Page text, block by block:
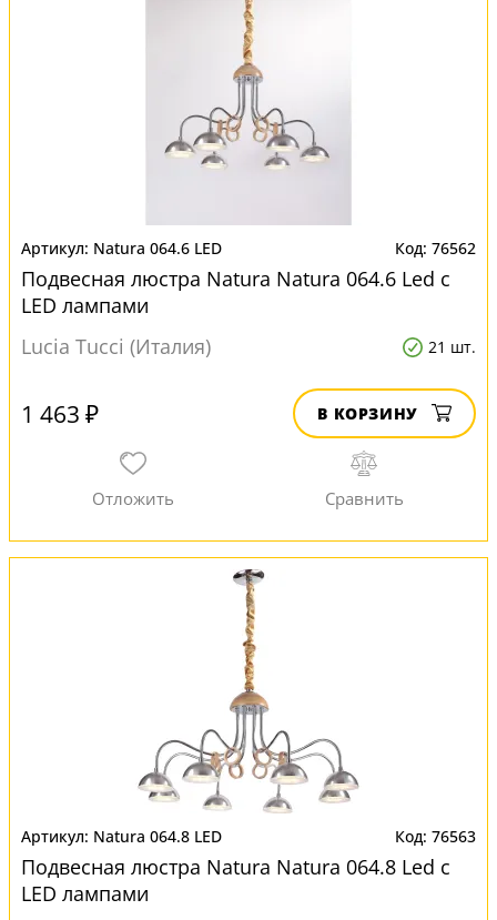
Natura 064.6 LED 76562
Подвесная люстра Natura Natura 064.6 Led с
LED лампами
Lucia Tucci (Италия)
21 шт.
1 463 ₽ В КОРЗИНУ
Natura 064.8 LED 76563
Подвесная люстра Natura Natura 064.8 Led с
LED лампами